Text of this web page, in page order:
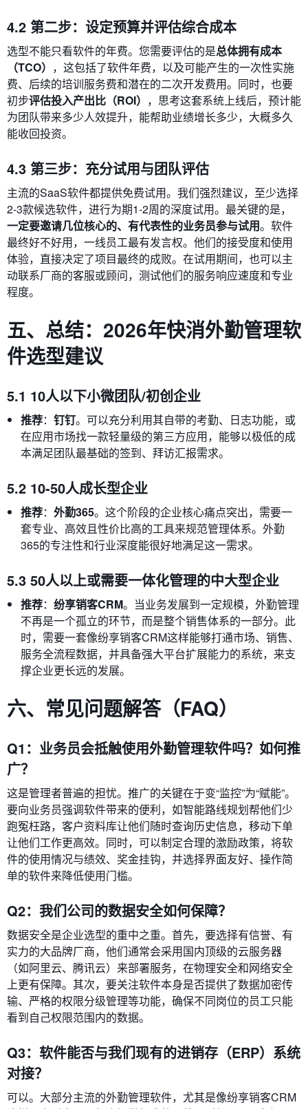
4.2 第二步：设定预算并评估综合成本
选型不能只看软件的年费。您需要评估的是总体拥有成本
（TCO） ，这包括了软件年费，以及可能产生的一次性实施
费、后续的培训服务费和潜在的二次开发费用。同时，也要
初步评估投入产出比（ROI） ，思考这套系统上线后，预计能
为团队带来多少人效提升，能帮助业绩增长多少，大概多久
能收回投资。
4.3 第三步：充分试用与团队评估
主流的SaaS软件都提供免费试用。我们强烈建议，至少选择
2-3款候选软件，进行为期1-2周的深度试用。最关键的是，
一定要邀请几位核心的、有代表性的业务员参与试用。软件
最终好不好用，一线员工最有发言权。他们的接受度和使用
体验，直接决定了项目最终的成败。在试用期间，也可以主
动联系厂商的客服或顾问，测试他们的服务响应速度和专业
程度。
五、总结：2026年快消外勤管理软
件选型建议
5.1 10人以下小微团队/初创企业
推荐： 钉钉。可以充分利用其自带的考勤、日志功能，或
在应用市场找一款轻量级的第三方应用，能够以极低的成
本满足团队最基础的签到、拜访汇报需求。
5.2 10-50人成长型企业
推荐： 外勤365。这个阶段的企业核心痛点突出，需要一
套专业、高效且性价比高的工具来规范管理体系。外勤
365的专注性和行业深度能很好地满足这一需求。
5.3 50人以上或需要一体化管理的中大型企业
推荐： 纷享销客CRM。当业务发展到一定规模，外勤管理
不再是一个孤立的环节，而是整个销售体系的一部分。此
时，需要一套像纷享销客CRM这样能够打通市场、销售、
服务全流程数据，并具备强大平台扩展能力的系统，来支
撑企业更长远的发展。
六、常见问题解答（FAQ）
Q1：业务员会抵触使用外勤管理软件吗？如何推
广？
这是管理者普遍的担忧。推广的关键在于变“监控”为“赋能”。
要向业务员强调软件带来的便利，如智能路线规划帮他们少
跑冤枉路，客户资料库让他们随时查询历史信息，移动下单
让他们工作更高效。同时，可以制定合理的激励政策，将软
件的使用情况与绩效、奖金挂钩，并选择界面友好、操作简
单的软件来降低使用门槛。
Q2：我们公司的数据安全如何保障？
数据安全是企业选型的重中之重。首先，要选择有信誉、有
实力的大品牌厂商，他们通常会采用国内顶级的云服务器
（如阿里云、腾讯云）来部署服务，在物理安全和网络安全
上更有保障。其次，要关注软件本身是否提供了数据加密传
输、严格的权限分级管理等功能，确保不同岗位的员工只能
看到自己权限范围内的数据。
Q3：软件能否与我们现有的进销存（ERP）系统
对接？
可以。大部分主流的外勤管理软件，尤其是像纷享销客CRM